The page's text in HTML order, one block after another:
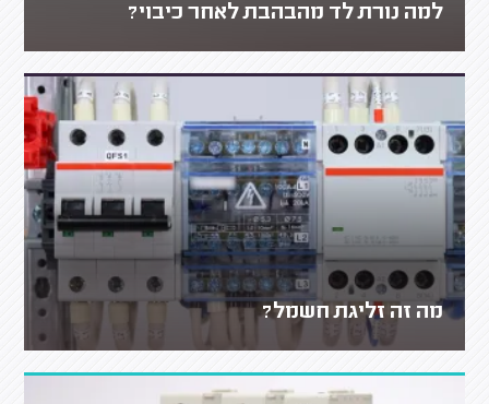
למה נורת לד מהבהבת לאחר כיבוי?
מה זה זליגת חשמל?